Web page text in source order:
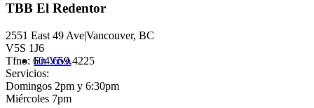
En Vivo
TBB El Redentor
2551 East 49 Ave|Vancouver, BC
V5S 1J6
Tfno: 604.659.4225
Servicios:
Domingos 2pm y 6:30pm
Miércoles 7pm